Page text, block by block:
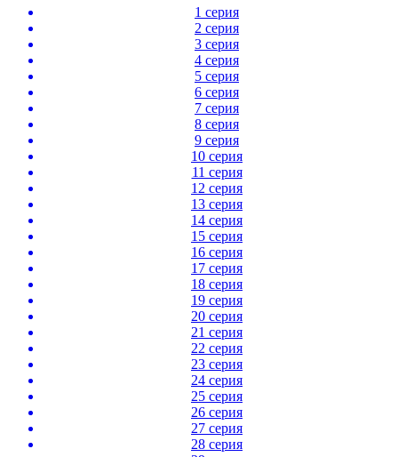
1 серия
2 серия
3 серия
4 серия
5 серия
6 серия
7 серия
8 серия
9 серия
10 серия
11 серия
12 серия
13 серия
14 серия
15 серия
16 серия
17 серия
18 серия
19 серия
20 серия
21 серия
22 серия
23 серия
24 серия
25 серия
26 серия
27 серия
28 серия